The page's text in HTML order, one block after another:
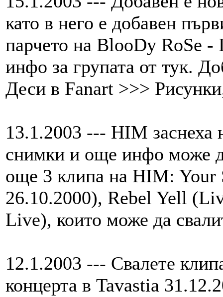
като в него е добавен
парчето на BlooDy RoSe
инфо за групата от тук.
Деси в Fanart >>>
13.1.2003 --- HIM заснеха
снимки и още инфо може
още 3 клипа на HIM: Your
26.10.2000), Rebel Yell
Live), които може да
12.1.2003 --- Свалете
концерта в Tavastia